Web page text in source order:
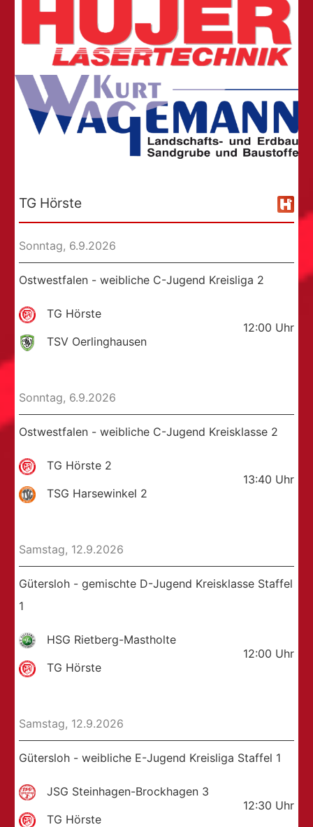
TG Hörste
Sonntag, 6.9.2026
Ostwestfalen - weibliche C-Jugend Kreisliga 2
TG Hörste
TSV Oerlinghausen
12:00 Uhr
Sonntag, 6.9.2026
Ostwestfalen - weibliche C-Jugend Kreisklasse 2
TG Hörste 2
TSG Harsewinkel 2
13:40 Uhr
Samstag, 12.9.2026
Gütersloh - gemischte D-Jugend Kreisklasse Staffel
1
HSG Rietberg-Mastholte
TG Hörste
12:00 Uhr
Samstag, 12.9.2026
Gütersloh - weibliche E-Jugend Kreisliga Staffel 1
JSG Steinhagen-Brockhagen 3
TG Hörste
12:30 Uhr